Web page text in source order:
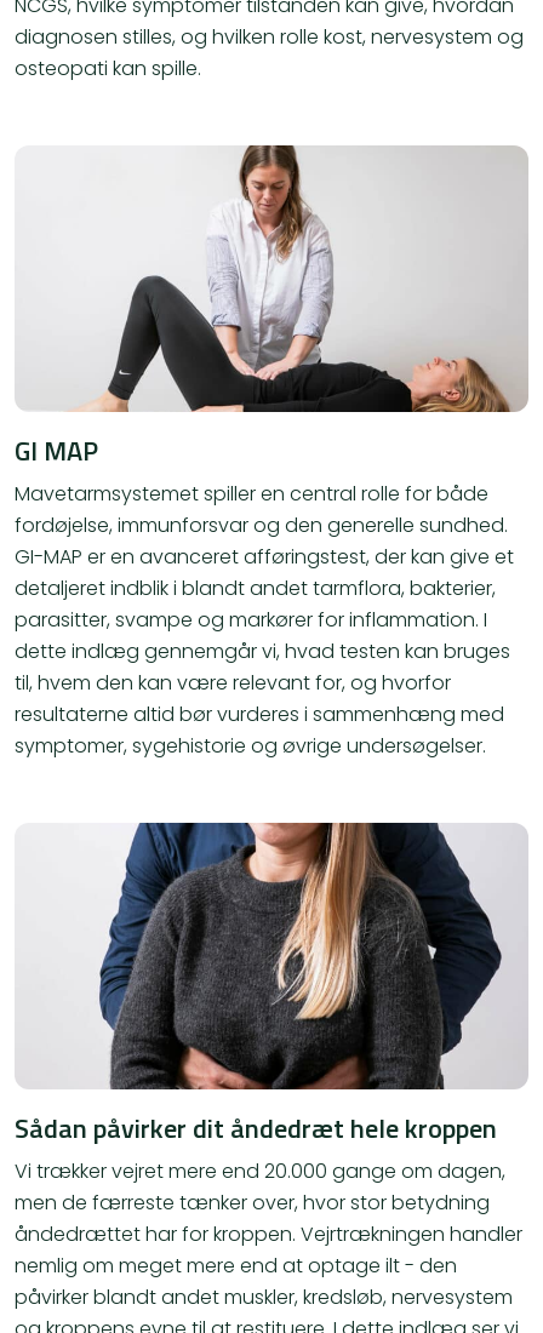
diagnosen stilles, og hvilken rolle kost, nervesystem og
osteopati kan spille.
GI MAP
Mavetarmsystemet spiller en central rolle for både
fordøjelse, immunforsvar og den generelle sundhed.
GI-MAP er en avanceret afføringstest, der kan give et
detaljeret indblik i blandt andet tarmflora, bakterier,
parasitter, svampe og markører for inflammation. I
dette indlæg gennemgår vi, hvad testen kan bruges
til, hvem den kan være relevant for, og hvorfor
resultaterne altid bør vurderes i sammenhæng med
symptomer, sygehistorie og øvrige undersøgelser.
Sådan påvirker dit åndedræt hele kroppen
Vi trækker vejret mere end 20.000 gange om dagen,
men de færreste tænker over, hvor stor betydning
åndedrættet har for kroppen. Vejrtrækningen handler
nemlig om meget mere end at optage ilt - den
påvirker blandt andet muskler, kredsløb, nervesystem